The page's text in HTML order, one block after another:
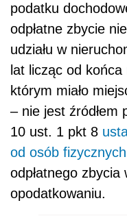
podatku
odpłatne zbycie
udziału w
lat licząc od
którym miało
– nie jest źródłem
10 ust. 1 pkt 8
od osób fizycznych
odpłatnego
opodatkowaniu.